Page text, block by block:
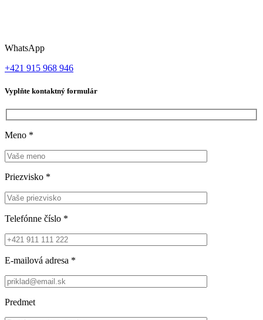
WhatsApp
+421 915 968 946
Vyplňte kontaktný formulár
Meno *
Priezvisko *
Telefónne číslo *
E-mailová adresa *
Predmet